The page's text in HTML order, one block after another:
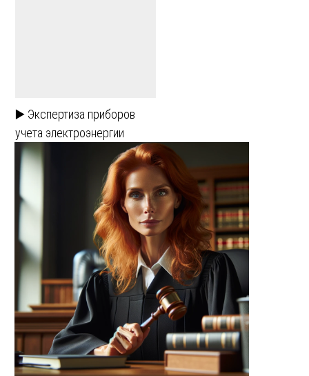
▶️ Экспертиза приборов
учета электроэнергии